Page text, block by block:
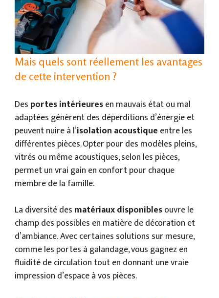
Mais quels sont réellement les avantages
de cette intervention ?
Des portes intérieuresen mauvais état ou mal
adaptées génèrent des déperditions d’énergie et
peuvent nuire à l’isolation acoustique entre les
différentes pièces. Opter pour des modèles pleins,
vitrés ou même acoustiques, selon les pièces,
permet un vrai gain en confort pour chaque
membre de la famille.
La diversité des matériaux disponiblesouvre le
champ des possibles en matière de décoration et
d’ambiance. Avec certaines solutions sur mesure,
comme les portes à galandage, vous gagnez en
fluidité de circulation tout en donnant une vraie
impression d’espace à vos pièces.